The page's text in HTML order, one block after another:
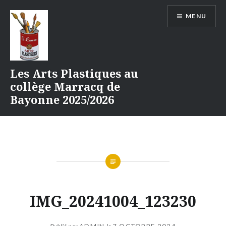
contenu
Les Arts Plastiques au
collège Marracq de
Bayonne 2025/2026
MENU
IMG_20241004_123230